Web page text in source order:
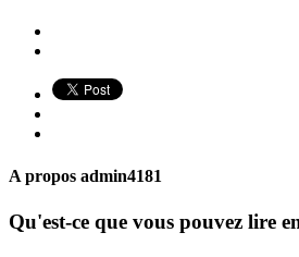
A propos admin4181
Qu'est-ce que vous pouvez lire